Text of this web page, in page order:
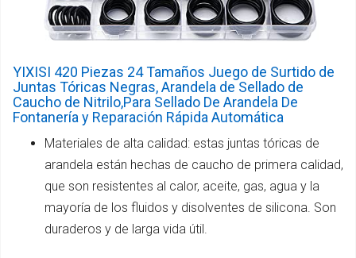
YIXISI 420 Piezas 24 Tamaños Juego de Surtido de
Juntas Tóricas Negras, Arandela de Sellado de
Caucho de Nitrilo,Para Sellado De Arandela De
Fontanería y Reparación Rápida Automática
Materiales de alta calidad: estas juntas tóricas de
arandela están hechas de caucho de primera calidad,
que son resistentes al calor, aceite, gas, agua y la
mayoría de los fluidos y disolventes de silicona. Son
duraderos y de larga vida útil.